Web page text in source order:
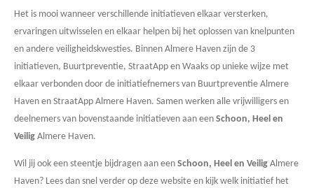
Het is mooi wanneer verschillende initiatieven elkaar versterken,
ervaringen uitwisselen en elkaar helpen bij het oplossen van knelpunten
en andere veiligheidskwesties. Binnen Almere Haven zijn de 3
initiatieven, Buurtpreventie, StraatApp en Waaks op unieke wijze met
elkaar verbonden door de initiatiefnemers van Buurtpreventie Almere
Haven en StraatApp Almere Haven. Samen werken alle vrijwilligers en
deelnemers van bovenstaande initiatieven aan een Schoon, Heel en
Veilig Almere Haven.
Wil jij ook een steentje bijdragen aan een Schoon, Heel en Veilig Almere
Haven? Lees dan snel verder op deze website en kijk welk initiatief het